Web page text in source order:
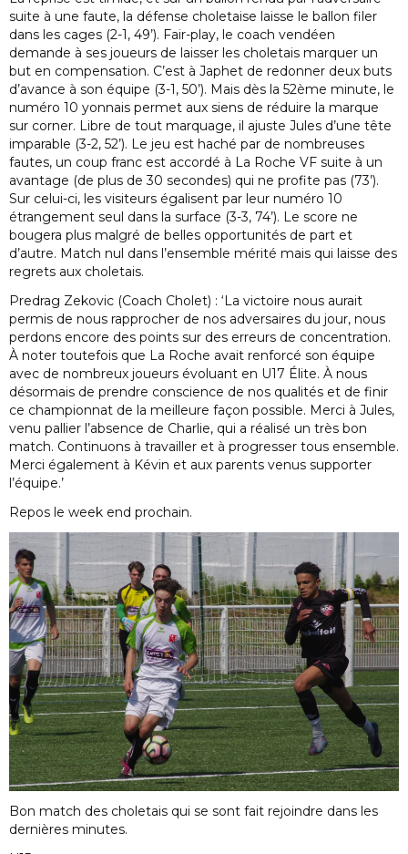
suite à une faute, la défense choletaise laisse le ballon filer
dans les cages (2-1, 49’). Fair-play, le coach vendéen
demande à ses joueurs de laisser les choletais marquer un
but en compensation. C’est à Japhet de redonner deux buts
d’avance à son équipe (3-1, 50’). Mais dès la 52ème minute, le
numéro 10 yonnais permet aux siens de réduire la marque
sur corner. Libre de tout marquage, il ajuste Jules d’une tête
imparable (3-2, 52’). Le jeu est haché par de nombreuses
fautes, un coup franc est accordé à La Roche VF suite à un
avantage (de plus de 30 secondes) qui ne profite pas (73’).
Sur celui-ci, les visiteurs égalisent par leur numéro 10
étrangement seul dans la surface (3-3, 74’). Le score ne
bougera plus malgré de belles opportunités de part et
d’autre. Match nul dans l’ensemble mérité mais qui laisse des
regrets aux choletais.
Predrag Zekovic (Coach Cholet) : ‘La victoire nous aurait
permis de nous rapprocher de nos adversaires du jour, nous
perdons encore des points sur des erreurs de concentration.
À noter toutefois que La Roche avait renforcé son équipe
avec de nombreux joueurs évoluant en U17 Élite. À nous
désormais de prendre conscience de nos qualités et de finir
ce championnat de la meilleure façon possible. Merci à Jules,
venu pallier l’absence de Charlie, qui a réalisé un très bon
match. Continuons à travailler et à progresser tous ensemble.
Merci également à Kévin et aux parents venus supporter
l’équipe.’
Repos le week end prochain.
Bon match des choletais qui se sont fait rejoindre dans les
dernières minutes.